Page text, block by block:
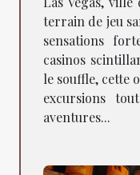
terrain de jeu
sensations
casinos
le souffle, cette
excursions
aventures...